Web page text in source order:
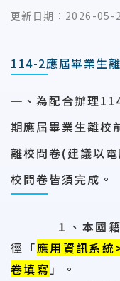
更新日期： 2026-05-
114-2應屆畢業生
一、為配合辦理
期應屆畢業生離校
離校問卷(建議以
校問卷皆須完成。
１、本國籍生
徑「應用資訊系統
卷填寫」。